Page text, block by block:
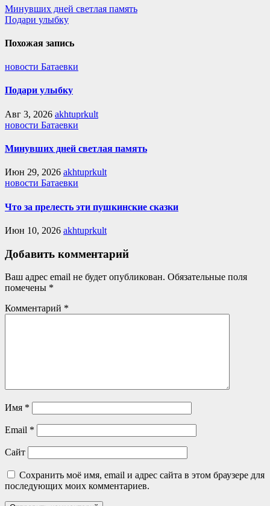
Минувших дней светлая память
Подари улыбку
Похожая запись
новости Батаевки
Подари улыбку
Авг 3, 2026 akhtuprkult
новости Батаевки
Минувших дней светлая память
Июн 29, 2026 akhtuprkult
новости Батаевки
Что за прелесть эти пушкинские сказки
Июн 10, 2026 akhtuprkult
Добавить комментарий
Ваш адрес email не будет опубликован. Обязательные поля
помечены *
Комментарий *
Имя *
Email *
Сайт
Сохранить моё имя, email и адрес сайта в этом браузере для
последующих моих комментариев.